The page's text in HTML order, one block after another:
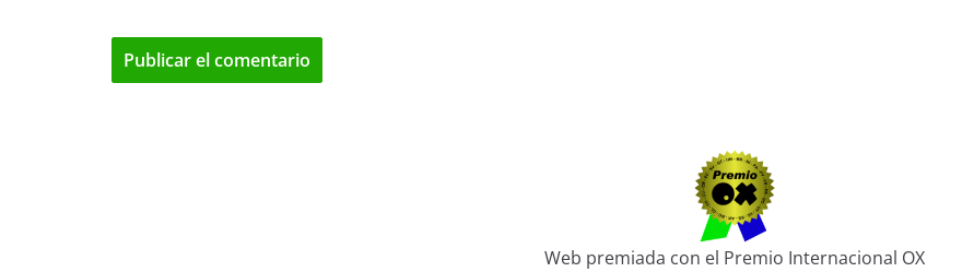
Web premiada con el Premio Internacional OX